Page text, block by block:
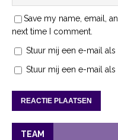
Save my name, email,
next time I comment.
Stuur mij een e-mail
Stuur mij een e-mail
TEAM